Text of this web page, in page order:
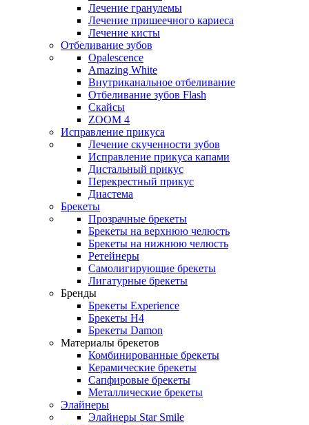
Лечение гранулемы
Лечение пришеечного кариеса
Лечение кисты
Отбеливание зубов
Opalescence
Amazing White
Внутриканальное отбеливание
Отбеливание зубов Flash
Скайсы
ZOOM 4
Исправление прикуса
Лечение скученности зубов
Исправление прикуса капами
Дистальный прикус
Перекрестный прикус
Диастема
Брекеты
Прозрачные брекеты
Брекеты на верхнюю челюсть
Брекеты на нижнюю челюсть
Ретейнеры
Самолигирующие брекеты
Лигатурные брекеты
Бренды
Брекеты Experience
Брекеты H4
Брекеты Damon
Материалы брекетов
Комбинированные брекеты
Керамические брекеты
Сапфировые брекеты
Металлические брекеты
Элайнеры
Элайнеры Star Smile